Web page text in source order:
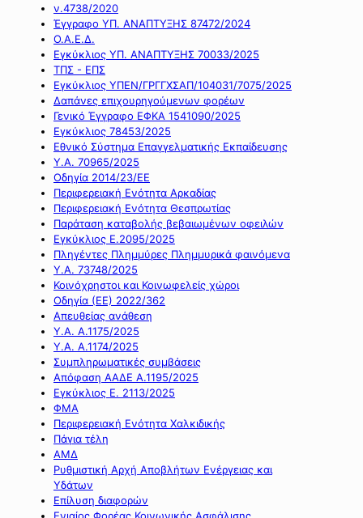
ν.4738/2020
Έγγραφο ΥΠ. ΑΝΑΠΤΥΞΗΣ 87472/2024
Ο.Α.Ε.Δ.
Εγκύκλιος ΥΠ. ΑΝΑΠΤΥΞΗΣ 70033/2025
ΤΠΣ - ΕΠΣ
Εγκύκλιος ΥΠΕΝ/ΓΡΓΓΧΣΑΠ/104031/7075/2025
Δαπάνες επιχουρηγούμενων φορέων
Γενικό Έγγραφο ΕΦΚΑ 1541090/2025
Εγκύκλιος 78453/2025
Εθνικό Σύστημα Επαγγελματικής Εκπαίδευσης
Υ.Α. 70965/2025
Οδηγία 2014/23/ΕΕ
Περιφερειακή Ενότητα Αρκαδίας
Περιφερειακή Ενότητα Θεσπρωτίας
Παράταση καταβολής βεβαιωμένων οφειλών
Εγκύκλιος Ε.2095/2025
Πληγέντες Πλημμύρες Πλημμυρικά φαινόμενα
Υ.Α. 73748/2025
Κοινόχρηστοι και Κοινωφελείς χώροι
Οδηγία (ΕΕ) 2022/362
Απευθείας ανάθεση
Υ.Α. Α.1175/2025
Υ.Α. Α.1174/2025
Συμπληρωματικές συμβάσεις
Απόφαση ΑΑΔΕ Α.1195/2025
Εγκύκλιος Ε. 2113/2025
ΦΜΑ
Περιφερειακή Ενότητα Χαλκιδικής
Πάγια τέλη
ΑΜΔ
Ρυθμιστική Αρχή Αποβλήτων Ενέργειας και
Υδάτων
Επίλυση διαφορών